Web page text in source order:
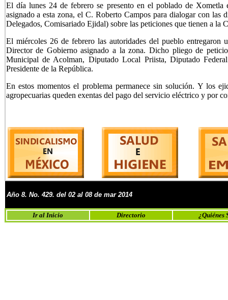
El día lunes 24 de febrero se presento en el poblado de
asignado a esta zona, el C. Roberto Campos para dialogar con las
Delegados, Comisariado Ejidal) sobre las peticiones que tienen a la
El miércoles 26 de febrero las autoridades del pueblo entregaron
Director de Gobierno asignado a la zona. Dicho pliego de
Municipal de Acolman, Diputado Local Priista, Diputado
Presidente de la República.
En estos momentos el problema permanece sin solución. Y los
agropecuarias queden exentas del pago del servicio eléctrico y por
Año 8. No. 429. del 02 al 08 de mar 2014
Ir al Inicio Directorio ¿Quiénes